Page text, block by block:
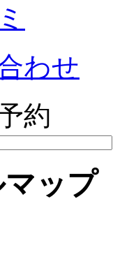
わせ
約
ップ